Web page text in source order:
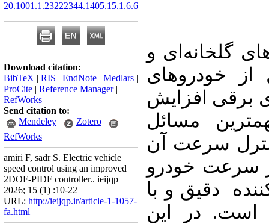
گلخانه‌ای و
از خودروهای
برقی افزایش
مسائل
سرعت آن
سرعت خودرو
دقیق و با
است. در این
20.1001.1.23222344.1405.15.1.6.6
Download citation:
BibTeX | RIS | EndNote | Medlars |
ProCite | Reference Manager|
RefWorks
Send citation to:
Mendeley
Zotero
RefWorks
amiri F, sadr S. Electric vehicle
speed control using an improved
2DOF-PIDF controller.. ieijqp
2026; 15 (1) :10-22
URL: http://ieijqp.ir/article-1-1057-
fa.html